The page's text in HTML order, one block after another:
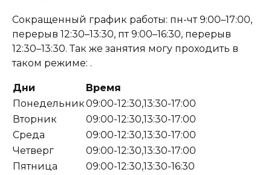
Сокращенный график работы: пн-чт 9:00–17:00,
перерыв 12:30–13:30, пт 9:00–16:30, перерыв
12:30–13:30. Так же занятия могу проходить в
таком режиме: .
Дни
Время
Понедельник09:00-12:30,13:30-17:00
Вторник
09:00-12:30,13:30-17:00
Среда
09:00-12:30,13:30-17:00
Четверг
09:00-12:30,13:30-17:00
Пятница
09:00-12:30,13:30-16:30